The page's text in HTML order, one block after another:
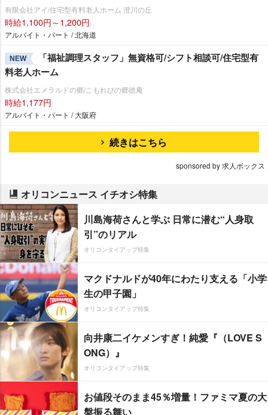
有限会社アイ/住宅型有料老人ホーム 澄川の丘
時給1,100円～1,200円
アルバイト・パート / 北海道
NEW
「福祉調理スタッフ」無資格可/シフト相談可/住宅型有
料老人ホーム
株式会社エメラルドの郷/こもれびの郷徳庵
時給1,177円
アルバイト・パート / 大阪府
続きはこちら
sponsored by 求人ボックス
オリコンニュース イチオシ特集
川島海荷さんと学ぶ 日常に潜む“人身取
引”のリアル
オリコンタイアップ特集
マクドナルドが40年にわたり支える「小学
生の甲子園」
オリコンタイアップ特集
向井康二イケメンすぎ！純愛『（LOVE S
ONG）』
オリコンタイアップ特集
お値段そのまま45％増量！ファミマ夏の大
盤振る舞い